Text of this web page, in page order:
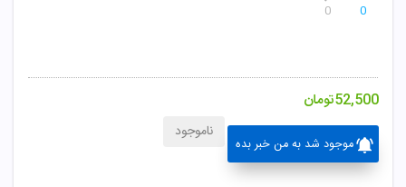
0
0
52,500تومان
موجود شد به من خبر بده
ناموجود